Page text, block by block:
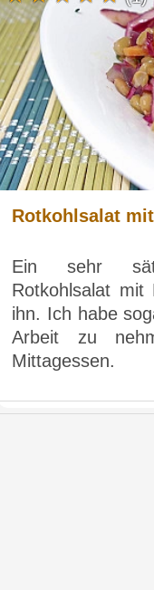
Rotkohlsalat
Ein sehr
Rotkohlsalat mit
ihn. Ich habe
Arbeit zu
Mittagessen.